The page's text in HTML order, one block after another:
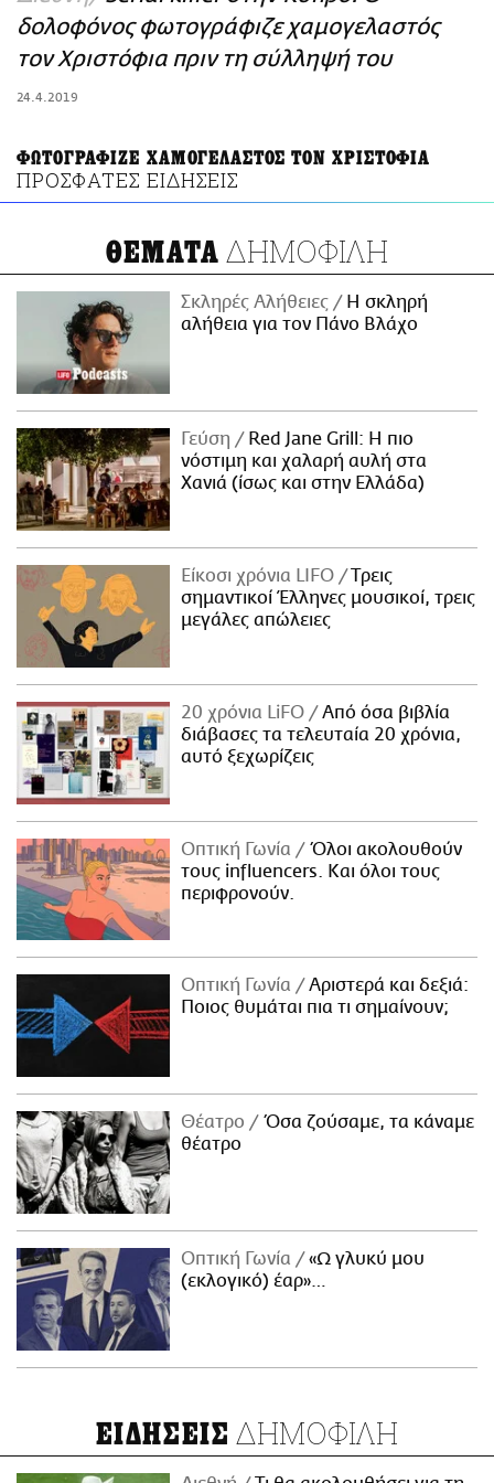
ΑΜΠΑ
PRINT
δολοφόνος φωτογράφιζε χαμογελαστός
τον Χριστόφια πριν τη σύλληψή του
24.4.2019
ΦΩΤΟΓΡΑΦΙΖΕ ΧΑΜΟΓΕΛΑΣΤΟΣ ΤΟΝ ΧΡΙΣΤΟΦΙΑ
ΠΡΟΣΦΑΤΕΣ ΕΙΔΗΣΕΙΣ
ΘΕΜΑΤΑ ΔΗΜΟΦΙΛΗ
Σκληρές Αλήθειες
H σκληρή
αλήθεια για τον Πάνο Βλάχο
Γεύση
Red Jane Grill: Η πιο
νόστιμη και χαλαρή αυλή στα
Χανιά (ίσως και στην Ελλάδα)
Είκοσι χρόνια LIFO
Tρεις
σημαντικοί Έλληνες μουσικοί, τρεις
μεγάλες απώλειες
20 χρόνια LiFO
Από όσα βιβλία
διάβασες τα τελευταία 20 χρόνια,
αυτό ξεχωρίζεις
Οπτική Γωνία
Όλοι ακολουθούν
τους influencers. Και όλοι τους
περιφρονούν.
Οπτική Γωνία
Αριστερά και δεξιά:
Ποιος θυμάται πια τι σημαίνουν;
Θέατρο
Όσα ζούσαμε, τα κάναμε
θέατρο
Οπτική Γωνία
«Ω γλυκύ μου
(εκλογικό) έαρ»…
ΕΙΔΗΣΕΙΣ ΔΗΜΟΦΙΛΗ